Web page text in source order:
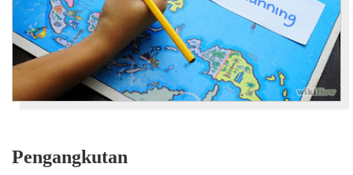
Pengangkutan